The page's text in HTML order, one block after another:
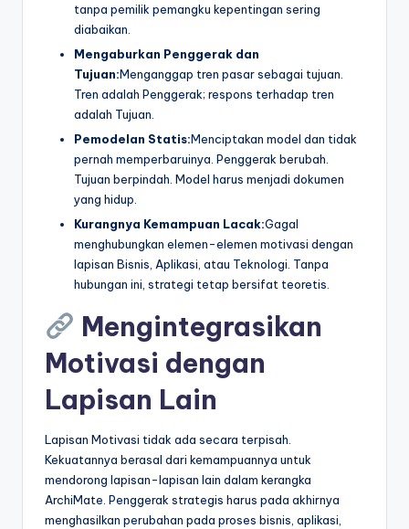
tanpa pemilik pemangku kepentingan sering
diabaikan.
Mengaburkan Penggerak dan
Tujuan:Menganggap tren pasar sebagai tujuan.
Tren adalah Penggerak; respons terhadap tren
adalah Tujuan.
Pemodelan Statis:Menciptakan model dan tidak
pernah memperbaruinya. Penggerak berubah.
Tujuan berpindah. Model harus menjadi dokumen
yang hidup.
Kurangnya Kemampuan Lacak:Gagal
menghubungkan elemen-elemen motivasi dengan
lapisan Bisnis, Aplikasi, atau Teknologi. Tanpa
hubungan ini, strategi tetap bersifat teoretis.
Mengintegrasikan
Motivasi dengan
Lapisan Lain
Lapisan Motivasi tidak ada secara terpisah.
Kekuatannya berasal dari kemampuannya untuk
mendorong lapisan-lapisan lain dalam kerangka
ArchiMate. Penggerak strategis harus pada akhirnya
menghasilkan perubahan pada proses bisnis, aplikasi,